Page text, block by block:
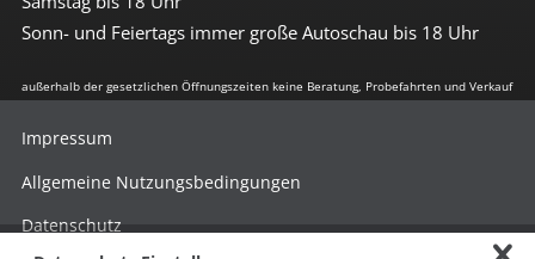
Sicherheit
360°-Kamera
6x Airbag
Alarmanlage
Antischlupfregulierung
Berganfahrhilfe
Sonn- und Feiertags immer große Autoschau bis 18 Uhr
außerhalb der gesetzlichen Öffnungszeiten keine Beratung, Probefahrten und Verkauf
Impressum
Allgemeine Nutzungsbedingungen
Datenschutz